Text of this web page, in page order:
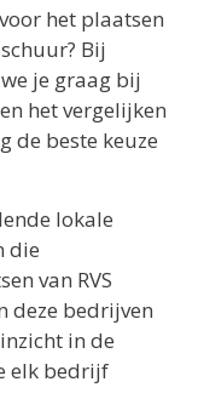
het plaatsen
Bij
je graag bij
het vergelijken
de beste keuze
lokale
die
van RVS
deze bedrijven
in de
elk bedrijf